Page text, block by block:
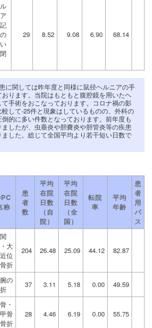
29 8.52 9.08 6.90 68.14
に関しては昨年度と同様に鼠径ヘルニアの手
ります。当院はもともと腹腔鏡を用いたヘ
手術をおこなっております。コロナ禍の影
して-25件と現象はしているものの、外科の
的に多い件数となっております。前年度も
したが、虫垂炎や胆嚢炎や胆管炎等の疾患
した。総じて全国平均より若干短い日数で
称
患
者
数
平均
在院
日数
（自
院）
平均
在院
日数
（全
国）
転院
率
平均
年齢
患
者
用
パ
ス
大
位
折
204 26.48 25.09 44.12 82.87
の
37 3.11 5.18 0.00 49.59
・
骨
折
28 4.46 6.19 0.00 55.75